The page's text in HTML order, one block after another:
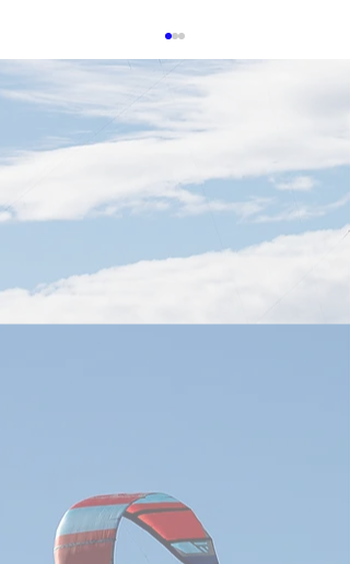
タセンター冷却特許で存
在感
生成AIの普及により高性能計
算への需要が高まり、データ
センターの冷却および熱管理
技術は、産業界における競争
の重要分野となっている。経
済部智慧財産局が発表した
「データセンター主要部品の
経済部智慧財産局の報告によ
ると、2